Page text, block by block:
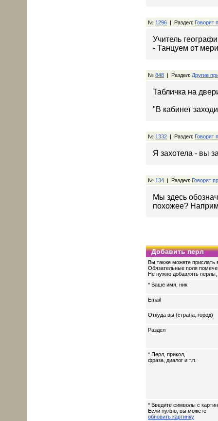
№ 1296 | Раздел: Говорят
Учитель
- Танцуем от
№848 | Раздел: Другие
Табличка на
"В кабинет
№ 1332 | Раздел: Говорят
Я захотела - вы
№ 134 | Раздел: Говорят
Мы здесь
похожее?
Добавить перл
Вы также можете прислать
Обязательные поля
Не нужно добавлять перлы,
* Ваше имя, ник
Email
Откуда вы (страна, город)
Раздел
* Перл, прикол,
фраза, диалог и т.п.
* Введите символы с
Если нужно, вы можете
обновить картинку